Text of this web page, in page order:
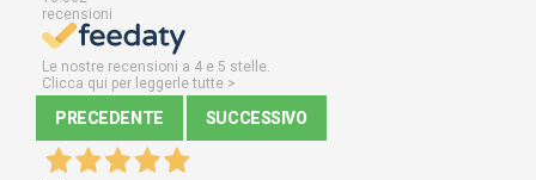
recensioni
Le nostre recensioni a 4 e 5 stelle.
Clicca qui per leggerle tutte >
PRECEDENTE SUCCESSIVO